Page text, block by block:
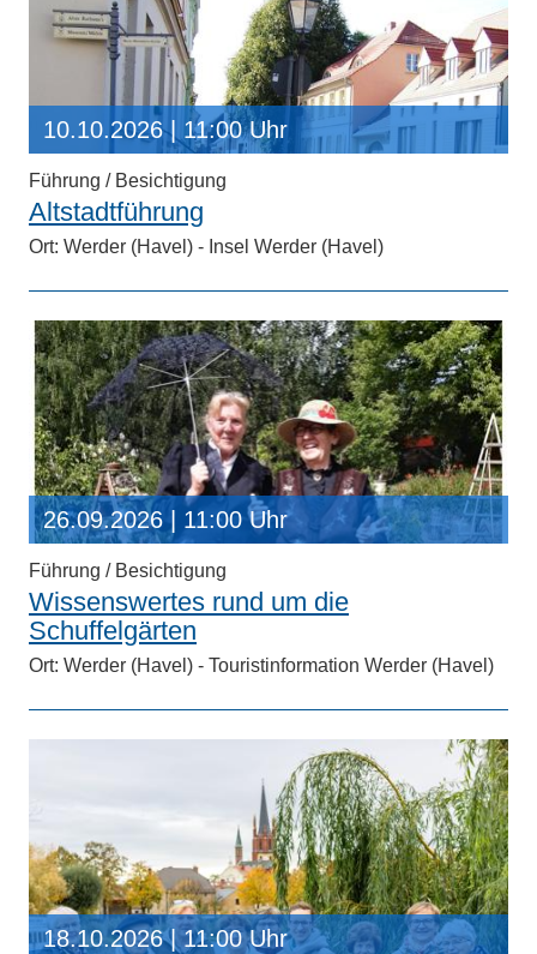
10.10.2026| 11:00 Uhr
Führung / Besichtigung
Altstadtführung
Ort: Werder (Havel) - Insel Werder (Havel)
26.09.2026 | 11:00 Uhr
Führung / Besichtigung
Wissenswertes rund um die
Schuffelgärten
Ort: Werder (Havel) - Touristinformation Werder (Havel)
18.10.2026| 11:00 Uhr